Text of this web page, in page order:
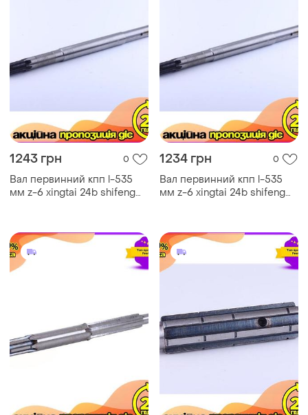
1243 грн 0
Вал первинний кпп l-535
мм z-6 xingtai 24b shifeng
ve-33
1234 грн 0
Вал первинний кпп l-535
мм z-6 xingtai 24b shifeng
dm-11